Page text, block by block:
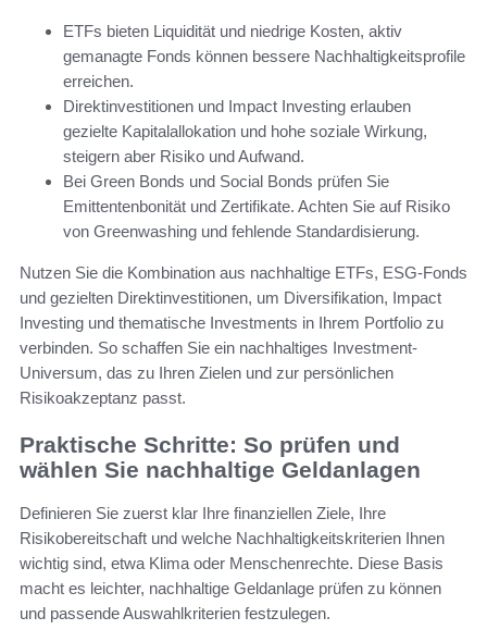
ETFs bieten Liquidität und niedrige Kosten, aktiv
gemanagte Fonds können bessere Nachhaltigkeitsprofile
erreichen.
Direktinvestitionen und Impact Investing erlauben
gezielte Kapitalallokation und hohe soziale Wirkung,
steigern aber Risiko und Aufwand.
Bei Green Bonds und Social Bonds prüfen Sie
Emittentenbonität und Zertifikate. Achten Sie auf Risiko
von Greenwashing und fehlende Standardisierung.
Nutzen Sie die Kombination aus nachhaltige ETFs, ESG-Fonds
und gezielten Direktinvestitionen, um Diversifikation, Impact
Investing und thematische Investments in Ihrem Portfolio zu
verbinden. So schaffen Sie ein nachhaltiges Investment-
Universum, das zu Ihren Zielen und zur persönlichen
Risikoakzeptanz passt.
Praktische Schritte: So prüfen und
wählen Sie nachhaltige Geldanlagen
Definieren Sie zuerst klar Ihre finanziellen Ziele, Ihre
Risikobereitschaft und welche Nachhaltigkeitskriterien Ihnen
wichtig sind, etwa Klima oder Menschenrechte. Diese Basis
macht es leichter, nachhaltige Geldanlage prüfen zu können
und passende Auswahlkriterien festzulegen.